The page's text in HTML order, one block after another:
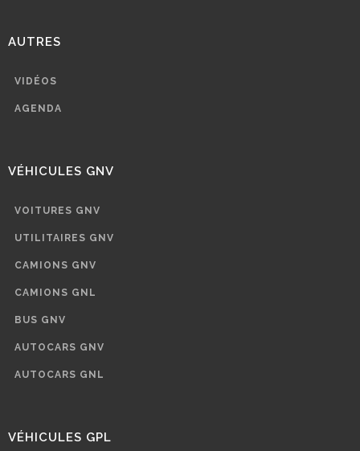
AUTRES
VIDÉOS
AGENDA
VÉHICULES GNV
VOITURES GNV
UTILITAIRES GNV
CAMIONS GNV
CAMIONS GNL
BUS GNV
AUTOCARS GNV
AUTOCARS GNL
VÉHICULES GPL